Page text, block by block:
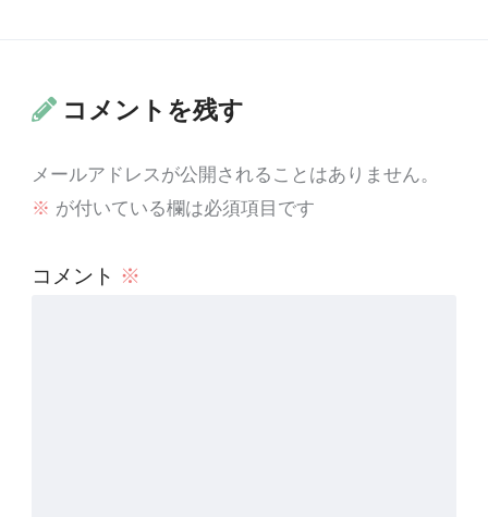
コメントを残す
メールアドレスが公開されることはありません。
※ が付いている欄は必須項目です
コメント ※